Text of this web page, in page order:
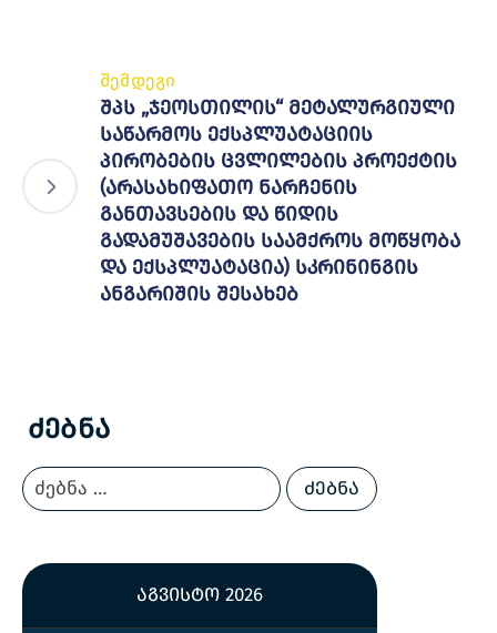
შემდეგი
შპს „ჯეოსთილის“ მეტალურგიული
საწარმოს ექსპლუატაციის
პირობების ცვლილების პროექტის
(არასახიფათო ნარჩენის
განთავსების და წიდის
გადამუშავების საამქროს მოწყობა
და ექსპლუატაცია) სკრინინგის
ანგარიშის შესახებ
Ძებნა
აგვისტო 2026